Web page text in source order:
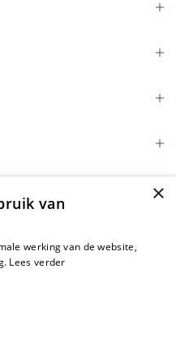
×
van
werking van de website,
Lees verder